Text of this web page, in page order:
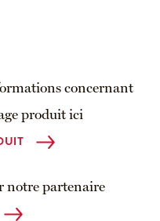
concernant
produit ici
notre partenaire